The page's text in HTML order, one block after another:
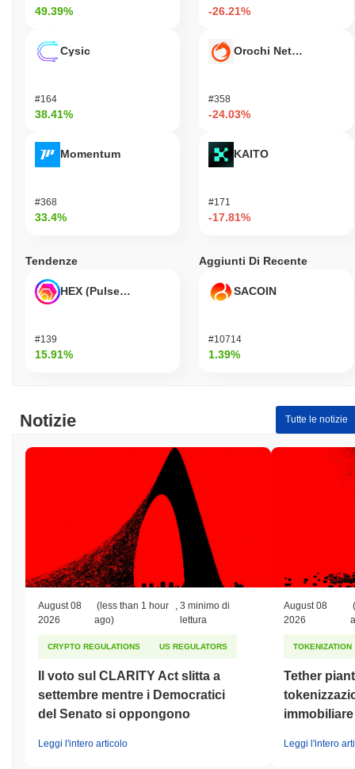
49.39%
Cysic
#164
38.41%
Momentum
#368
33.4%
-26.21%
Orochi Network
#358
-24.03%
KAITO
#171
-17.81%
Tendenze
HEX (Pulsechain)
#139
15.91%
Aggiunti Di Recente
SACOIN
#10714
1.39%
Notizie Tutte le notizie
August 08
2026
(less than 1 hour
ago)
3 minimo di
lettura
CRYPTO REGULATIONS US REGULATORS
Il voto sul CLARITY Act slitta a
settembre mentre i Democratici
del Senato si oppongono
Leggi l'intero articolo
August 08
2026
TOKENIZATION
Tether
Leggi l'intero